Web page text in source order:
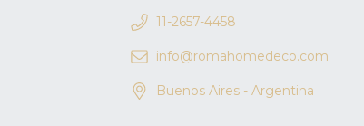
11-2657-4458
info@romahomedeco.com
Buenos Aires - Argentina